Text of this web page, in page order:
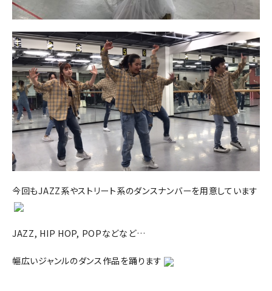
今回もJAZZ系やストリート系のダンスナンバーを用意しています
JAZZ, HIP HOP, POPなどなど…
幅広いジャンルのダンス作品を踊ります